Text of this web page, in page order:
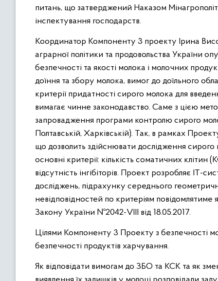
питань, що затверджений Наказом
інспектування господарств.
Координатор Компоненту 3 проекту Ірина
аграрної політики та продовольства України
безпечності та якості молока і молочних
доїння та збору молока, вимог до доїльного
критерії придатності сирого молока для
вимагає чинне законодавство. Саме з цією
запровадження програми контролю сирого
Полтавській, Харківській). Так, в рамках
що дозволить здійснювати дослідження
основні критерії: кількість соматичних
відсутність інгібіторів. Проект розробляє ІТ-
досліджень, підрахунку середнього
невідповідностей по критеріям
Закону України №2042-VIII від 18.05.2017.
Цілями Компоненту 3 Проекту з безпечності
безпечності продуктів харчування.
Як відповідати вимогам до ЗБО та КСК та як